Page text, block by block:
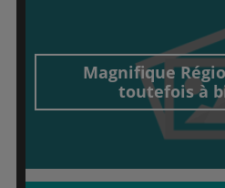
Magnifique
toutefois à